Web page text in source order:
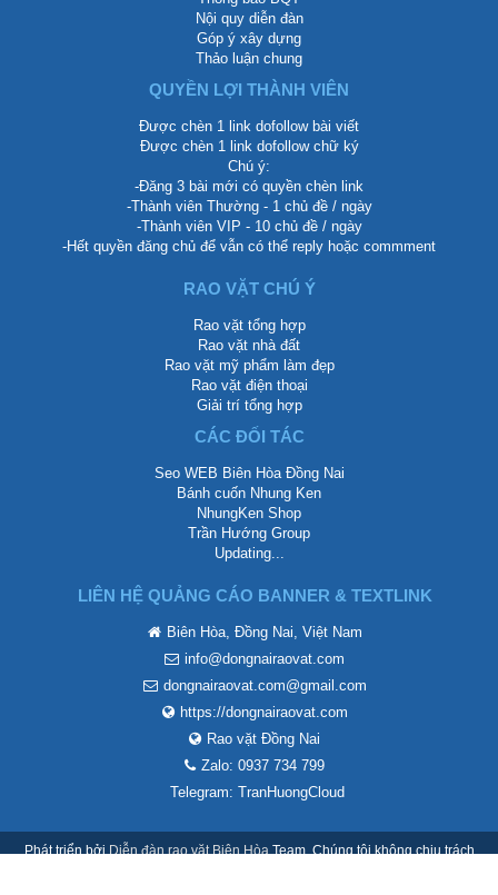
Nội quy diễn đàn
Góp ý xây dựng
Thảo luận chung
QUYỀN LỢI THÀNH VIÊN
Được chèn 1 link dofollow bài viết
Được chèn 1 link dofollow chữ ký
Chú ý:
-Đăng 3 bài mới có quyền chèn link
-Thành viên Thường - 1 chủ đề / ngày
-Thành viên VIP - 10 chủ đề / ngày
-Hết quyền đăng chủ để vẫn có thể reply hoặc commment
RAO VẶT CHÚ Ý
Rao vặt tổng hợp
Rao vặt nhà đất
Rao vặt mỹ phẩm làm đẹp
Rao vặt điện thoại
Giải trí tổng hợp
CÁC ĐỐI TÁC
Seo WEB Biên Hòa Đồng Nai
Bánh cuốn Nhung Ken
NhungKen Shop
Trần Hướng Group
Updating...
LIÊN HỆ QUẢNG CÁO BANNER & TEXTLINK
Biên Hòa, Đồng Nai, Việt Nam
info@dongnairaovat.com
dongnairaovat.com@gmail.com
https://dongnairaovat.com
Rao vặt Đồng Nai
Zalo: 0937 734 799
Telegram: TranHuongCloud
Phát triển bởi Diễn đàn rao vặt Biên Hòa Team. Chúng tôi không chịu trách